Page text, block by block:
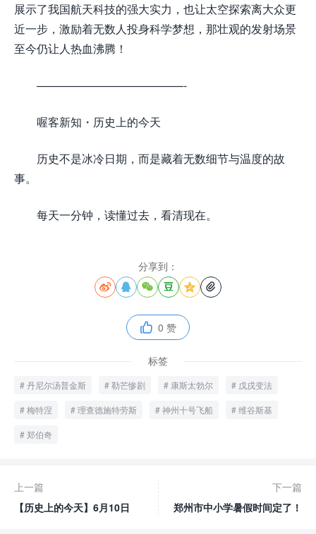
展示了我国航天科技的强大实力，也让太空探索离大众更
近一步，激励着无数人投身科学梦想，那壮观的发射场景
至今仍让人热血沸腾！
—————————————-
喔客新知・历史上的今天
历史不是冰冷日期，而是藏着无数细节与温度的故
事。
每天一分钟，读懂过去，看清现在。
分享到：
     
 0 赞
标签
丹尼尔汤普金斯 勒芒惨剧 康斯太勃尔 戊戌变法
梅特涅 理查德施特劳斯 神州十号飞船 维谷斯基
郑伯奇
上一篇
【历史上的今天】6月10日
下一篇
郑州市中小学暑假时间定了！